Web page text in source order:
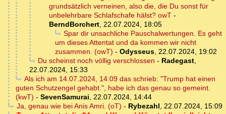
grundsätzlich verneinen, also die, die Du sonst für
unbelehrbare Schlafschafe hälst? owT -
BerndBorchert, 22.07.2024, 18:05
Spar dir unsachliche Pauschalwertungen. Es geht
um dieses Attentat und da kommen wir nicht
zusammen. (owT) - Odysseus, 22.07.2024, 19:02
Du scheinst noch völlig verschlossen - Radegast,
22.07.2024, 15:33
Als ich am 14.07.2024, 14:09 das schrieb: "Trump hat einen
guten Schutzengel gehabt.", habe ich das genau so gemeint.
(kwT) - SevenSamurai, 22.07.2024, 14:44
Ja, genau wie bei Anis Amri. (oT) - Rybezahl, 22.07.2024, 15:09